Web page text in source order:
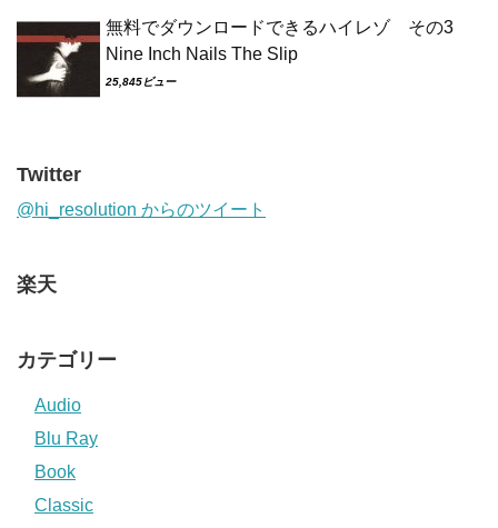
無料でダウンロードできるハイレゾ その3
Nine Inch Nails The Slip
25,845ビュー
Twitter
@hi_resolution からのツイート
楽天
カテゴリー
Audio
Blu Ray
Book
Classic